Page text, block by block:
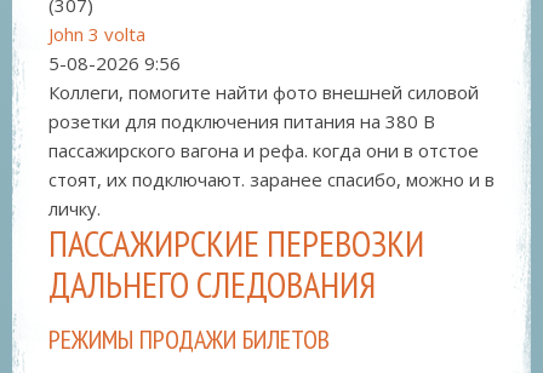
John 3 volta
5-08-2026 9:56
Коллеги, помогите найти фото внешней силовой
розетки для подключения питания на 380 В
пассажирского вагона и рефа. когда они в отстое
стоят, их подключают. заранее спасибо, можно и в
личку.
ПАССАЖИРСКИЕ ПЕРЕВОЗКИ
ДАЛЬНЕГО СЛЕДОВАНИЯ
РЕЖИМЫ ПРОДАЖИ БИЛЕТОВ